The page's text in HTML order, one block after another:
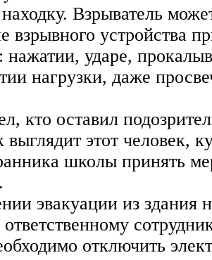
Взрыватель
взрывного устройства
нажатии, ударе,
нагрузки, даже
кто оставил
выглядит этот человек,
школы принять
эвакуации из здания
отключить